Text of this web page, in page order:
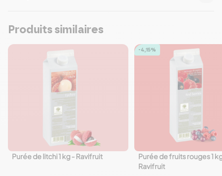
Produits similaires
favorite_border
Purée de litchi 1 kg - Ravifruit
-4,15%
favorite_border
Purée de fruits rouges 1
Ravifruit